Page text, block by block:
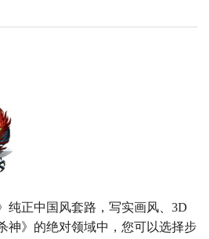
纯正中国风套路，写实画风、3D
神》的绝对领域中，您可以选择步